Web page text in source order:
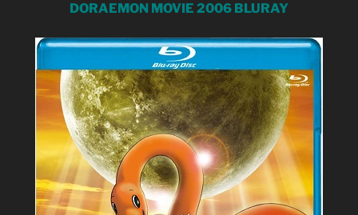
DORAEMON MOVIE 2006 BLURAY